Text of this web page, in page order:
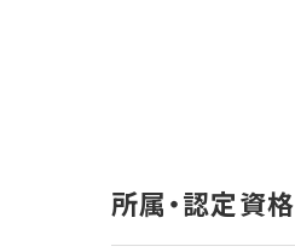
所属・認定資格